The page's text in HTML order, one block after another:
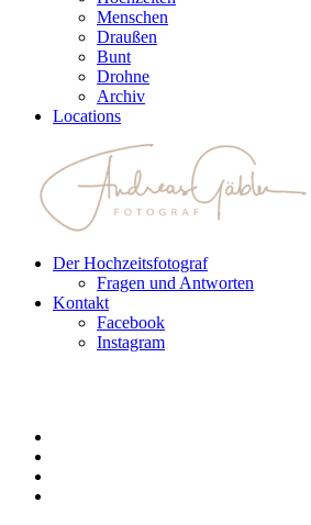
Menschen
Draußen
Bunt
Drohne
Archiv
Locations
Der Hochzeitsfotograf
Fragen und Antworten
Kontakt
Facebook
Instagram